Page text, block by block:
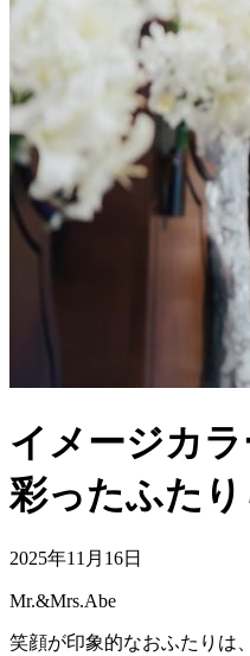
イメージカ
彩ったふた
2025年11月16日
Mr.&Mrs.Abe
笑顔が印象的なおふたりは